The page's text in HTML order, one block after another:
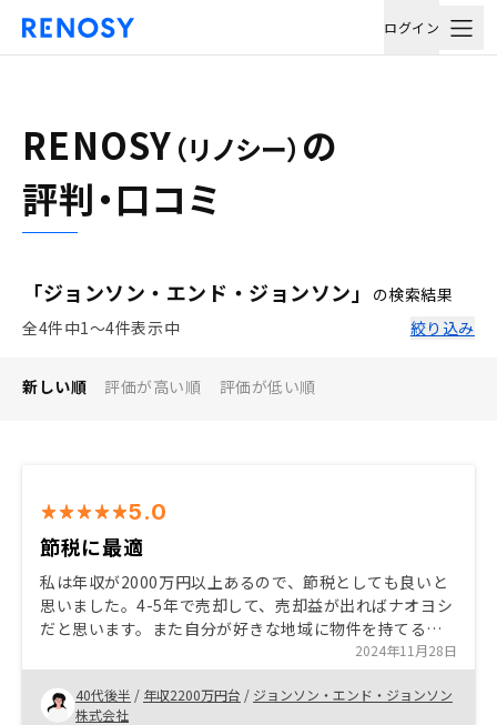
ログイン
RENOSY （リノシー） の
評判・口コミ
「ジョンソン・エンド・ジョンソン」
の検索結果
全4件中1〜4件表示中
絞り込み
新しい順 評価が高い順 評価が低い順
5.0
節税に最適
私は年収が2000万円以上あるので、節税としても良いと
思いました。4-5年で売却して、売却益が出ればナオヨシ
だと思います。また自分が好きな地域に物件を持てるの
は、もし売らなかったとしても、資産として残ること
は、安心ですし、老後資金になるので、良い投資だと思
います。
2024年11月28日
40代後半 / 年収2200万円台 / ジョンソン・エンド・ジョンソン
株式会社